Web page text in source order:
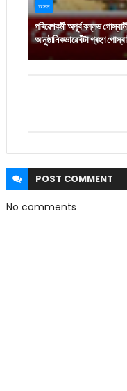
অসম
পৰিৱেশকৰ্মী অপূৰ্ব বল্লভ
আনুষ্ঠানিকভাৱে বঁটা গ্ৰহণ
POST COMMENT
No comments